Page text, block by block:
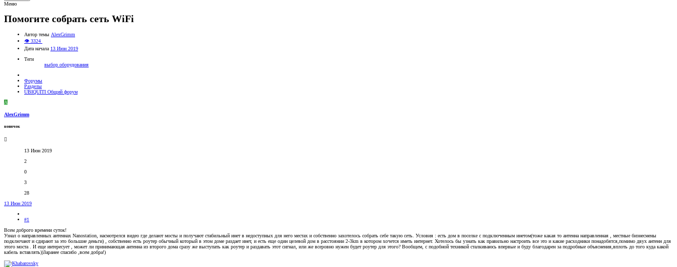
Меню
Помогите собрать сеть WiFi
Автор темы AlexGrimm
👁 3324
Дата начала 13 Июн 2019
Теги
выбор оборудования
Форумы
Разделы
UBIQUITI Общий форум
A
AlexGrimm
новичок
13 Июн 2019
2
0
3
28
13 Июн 2019
#1
Всем доброго времени суток!
Узнал о направленных антеннах Nanostation, насмотрелся видео где делают мосты и получают стабильный инет в недоступных для него местах и собственно захотелось собрать себе такую сеть. Условия : есть дом в поселке с подключенным инетом(тоже какая то антенна направленная , местные бизнесмены
подключают и сдирают за это большие деньги) , собственно есть роутер обычный который в этом доме раздает инет, и есть еще один целевой дом в расстоянии 2-3km в котором хочется иметь интернет. Хотелось бы узнать как правильно настроить все это и какие расходники понадобятся,помимо двух антенн для
этого моста . И еще интересует , может ли принимающая антенна из второго дома сразу же выступать как роутер и раздавать этот сигнал, или же всеровно нужен будет роутер для этого? Вообщем, с подобной техникой сталкиваюсь впервые и буду благодарен за подробные объяснения,вплоть до того куда какой
кабель вставлять))Заранее спасибо ,всем добра!)